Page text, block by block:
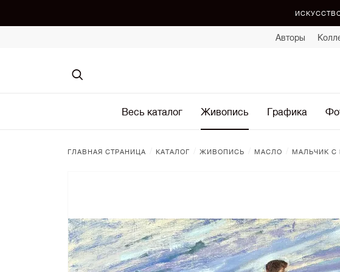
Авторы
Весь каталог Живопись Графика
ГЛАВНАЯ СТРАНИЦА КАТАЛОГ ЖИВОПИСЬ МАСЛО МАЛЬЧИК С